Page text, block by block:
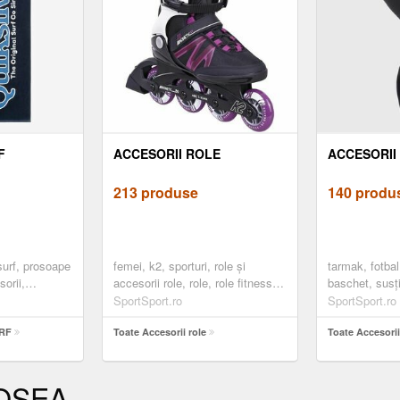
prosoape
ACCESORII ROLE
213 produse
femei, k2, sporturi, role și
accesorii role, role, role fitness,
negru
SportSport.ro
Toate Accesorii role
140
tarmak,
baschet,
articulară,
SportSport.ro
Toate